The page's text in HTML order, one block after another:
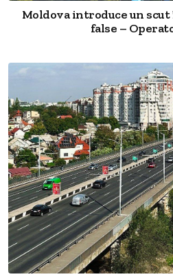
Moldova introduce un
false –